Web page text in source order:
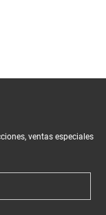
ventas especiales